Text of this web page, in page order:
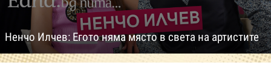
Ненчо Илчев: Егото няма място в света на артистите